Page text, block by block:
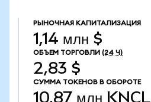
РЫНОЧНАЯ КАПИТАЛИЗАЦИЯ
1,14 млн $
ОБЪЕМ ТОРГОВЛИ (24 Ч)
2,83 $
СУММА ТОКЕНОВ В ОБОРОТЕ
10,87 млн KNCL